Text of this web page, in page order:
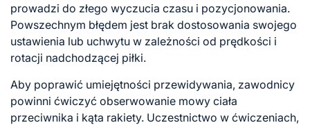
prowadzi do złego wyczucia czasu i pozycjonowania.
Powszechnym błędem jest brak dostosowania swojego
ustawienia lub uchwytu w zależności od prędkości i
rotacji nadchodzącej piłki.
Aby poprawić umiejętności przewidywania, zawodnicy
powinni ćwiczyć obserwowanie mowy ciała
przeciwnika i kąta rakiety. Uczestnictwo w ćwiczeniach,